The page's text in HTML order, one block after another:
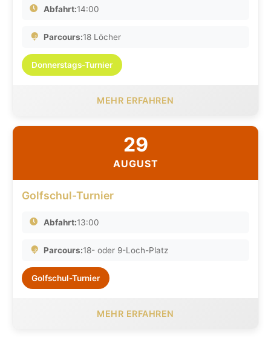
Abfahrt:14:00
Parcours:18 Löcher
Donnerstags-Turnier
MEHR ERFAHREN
29
AUGUST
Golfschul-Turnier
Abfahrt:13:00
Parcours:18- oder 9-Loch-Platz
Golfschul-Turnier
MEHR ERFAHREN